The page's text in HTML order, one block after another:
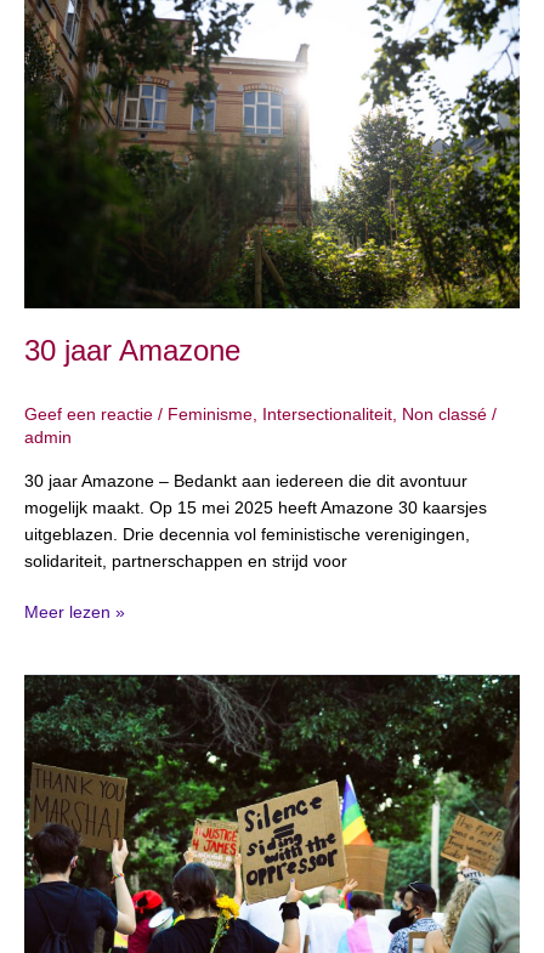
30 jaar Amazone
Geef een reactie / Feminisme Intersectionaliteit Non classé /
admin
30 jaar Amazone – Bedankt aan iedereen die dit avontuur
mogelijk maakt. Op 15 mei 2025 heeft Amazone 30 kaarsjes
uitgeblazen. Drie decennia vol feministische verenigingen,
solidariteit, partnerschappen en strijd voor
jaar
Amazone
Meer lezen »
Trendbreuk:
jongeren
steeds
toleranter
tegenover
gendergerelateerd
geweld